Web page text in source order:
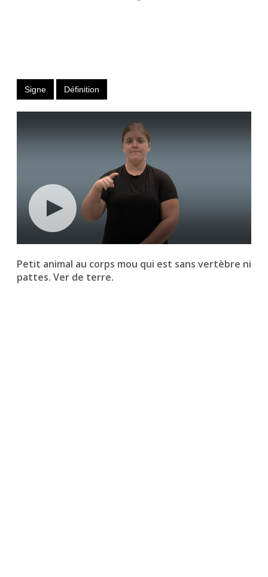
Signe Définition
Petit animal au corps mou qui est sans vertèbre ni
pattes. Ver de terre.